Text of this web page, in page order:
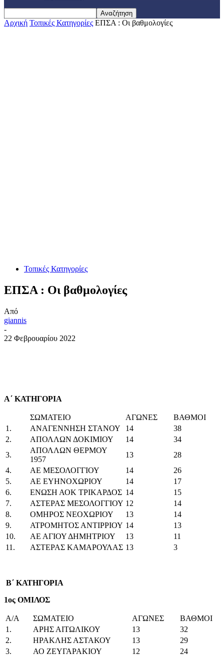
Αρχική Τοπικές Κατηγορίες ΕΠΣΑ : Οι βαθμολογίες
Τοπικές Κατηγορίες
ΕΠΣΑ : Οι βαθμολογίες
Από
giannis
-
22 Φεβρουαρίου 2022
Α΄ ΚΑΤΗΓΟΡΙΑ
ΣΩΜΑΤΕΙΟ ΑΓΩΝΕΣ
ΒΑΘΜΟΙ
1.
ΑΝΑΓΕΝΝΗΣΗ ΣΤΑΝΟΥ 14
38
2.
ΑΠΟΛΛΩΝ ΔΟΚΙΜΙΟΥ 14
34
3.
ΑΠΟΛΛΩΝ ΘΕΡΜΟΥ
1957
13
28
4.
ΑΕ ΜΕΣΟΛΟΓΓΙΟΥ 14
26
5.
ΑΕ ΕΥΗΝΟΧΩΡΙΟΥ 14
17
6.
ΕΝΩΣΗ ΑΟΚ ΤΡΙΚΑΡΔΟΣ 14
15
7.
ΑΣΤΕΡΑΣ ΜΕΣΟΛΟΓΓΙΟΥ 12
14
8.
ΟΜΗΡΟΣ ΝΕΟΧΩΡΙΟΥ 13
14
9.
ΑΤΡΟΜΗΤΟΣ ΑΝΤΙΡΡΙΟΥ 14
13
10.
ΑΕ ΑΓΙΟΥ ΔΗΜΗΤΡΙΟΥ 13
11
11.
ΑΣΤΕΡΑΣ ΚΑΜΑΡΟΥΛΑΣ 13 3
Β΄ ΚΑΤΗΓΟΡΙΑ
1ος ΟΜΙΛΟΣ
Α/Α ΣΩΜΑΤΕΙΟ ΑΓΩΝΕΣ
ΒΑΘΜΟΙ
1.
ΑΡΗΣ ΑΙΤΩΛΙΚΟΥ 13
32
2.
ΗΡΑΚΛΗΣ ΑΣΤΑΚΟΥ 13
29
3.
ΑΟ ΖΕΥΓΑΡΑΚΙΟΥ 12
24